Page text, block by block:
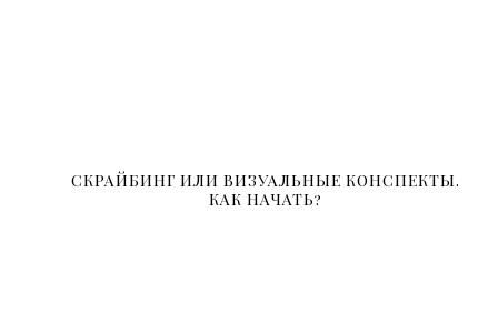
СКРАЙБИНГ ИЛИ ВИЗУАЛЬНЫЕ КОНСПЕКТЫ.
КАК НАЧАТЬ?